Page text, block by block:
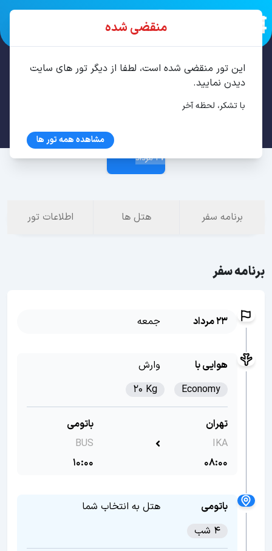
27 مرداد
برنامه سفر هتل ها اطلاعات تور
برنامه سفر
23 مرداد جمعه
هوایی با
وارش
Economy
20 Kg
تهران
IKA
08:00
باتومی
BUS
10:00
باتومی
هتل به انتخاب شما
4 شب
منقضی شده
این تور منقضی شده است، لطفا از دیگر تور های سایت
دیدن نمایید.
با تشکر، لحظه آخر
مشاهده همه تور ها